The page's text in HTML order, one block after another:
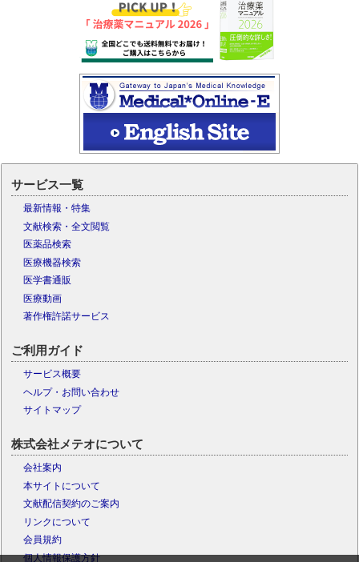
サービス一覧
最新情報・特集
文献検索・全文閲覧
医薬品検索
医療機器検索
医学書通販
医療動画
著作権許諾サービス
ご利用ガイド
サービス概要
ヘルプ・お問い合わせ
サイトマップ
株式会社メテオについて
会社案内
本サイトについて
文献配信契約のご案内
リンクについて
会員規約
個人情報保護方針